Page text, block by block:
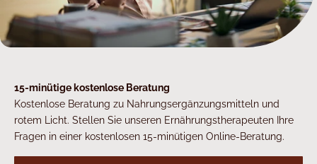
15-minütige kostenlose Beratung
Kostenlose Beratung zu Nahrungsergänzungsmitteln und
rotem Licht. Stellen Sie unseren Ernährungstherapeuten Ihre
Fragen in einer kostenlosen 15-minütigen Online-Beratung.